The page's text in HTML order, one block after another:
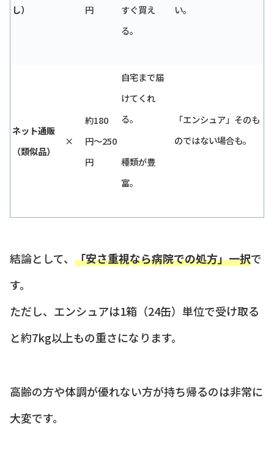
し） 円
すぐ買え
る。
い。
ネット通販
（類似品）
×
約180
円〜250
円
自宅まで届
けてくれ
る。
種類が豊
富。
「エンシュア」そのも
のではない場合も。
結論として、 「安さ重視なら病院での処方」一択で
す。
ただし、エンシュアは1箱（24缶）単位で受け取る
と約7kg以上もの重さになります。
高齢の方や体調が優れない方が持ち帰るのは非常に
大変です。